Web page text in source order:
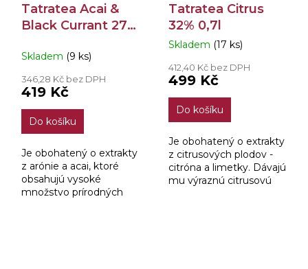
Tatratea Acai &
Black Currant 27%
Skladem (9 ks)
346,28 Kč bez DPH
419 Kč
Do košíku
Je obohatený o extrakty
z arónie a acai, ktoré
obsahujú vysoké
množstvo prírodných
Tatratea Citrus
32% 0,7l
Průměrné
produktu
je
5,0
5
hvězdiček.
Skladem (17 ks)
412,40 Kč bez DPH
499 Kč
Do košíku
Je obohatený o extrakty
z citrusových plodov -
citróna a limetky. Dávajú
mu výraznú citrusovú